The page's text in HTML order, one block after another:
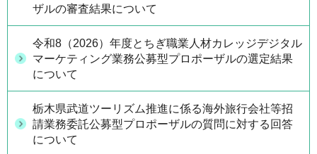
ザルの審査結果について
令和8（2026）年度とちぎ職業人材カレッジデジタル
マーケティング業務公募型プロポーザルの選定結果
について
栃木県武道ツーリズム推進に係る海外旅行会社等招
請業務委託公募型プロポーザルの質問に対する回答
について